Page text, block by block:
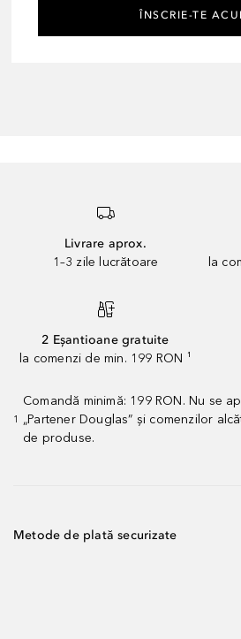
ÎNSCRIE-TE
Livrare aprox.
1–3 zile lucrătoare
la
2 Eșantioane gratuite
la comenzi de min. 199 RON ¹
1
Comandă minimă: 199 RON. Nu se
„Partener Douglas” și comenzilor
de produse.
Metode de plată securizate